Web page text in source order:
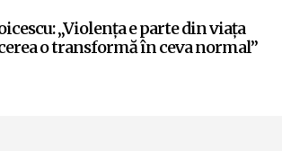
„Violența e parte din viața
o transformă în ceva normal”